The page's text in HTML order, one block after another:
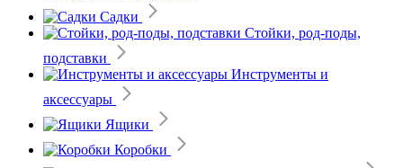
Садки
Стойки, род-поды,
подставки
Инструменты и
аксессуары
Ящики
Коробки